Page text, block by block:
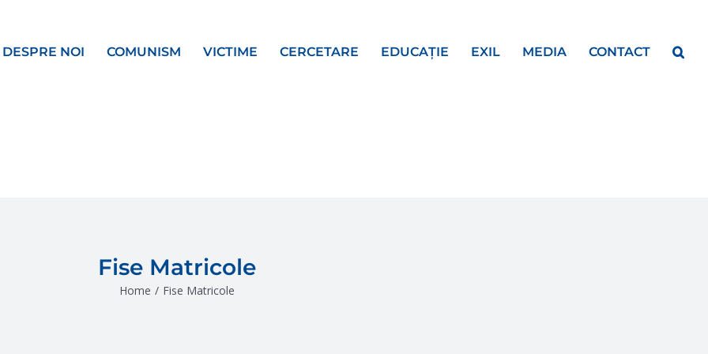
DESPRE NOI COMUNISM VICTIME CERCETARE EDUCAȚIE EXIL MEDIA CONTACT
Fise Matricole
Home / Fise Matricole